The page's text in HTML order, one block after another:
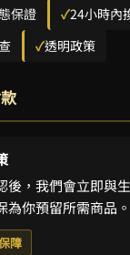
保證 ✓24小時內
✓透明政策
後，我們會立即與
為你預留所需商品。
障